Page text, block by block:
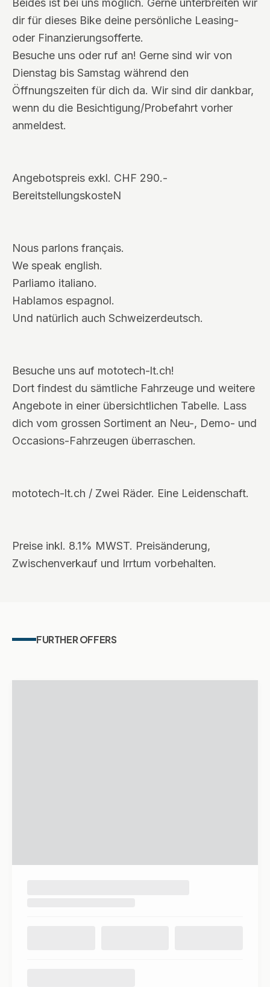
Beides ist bei uns möglich. Gerne unterbreiten wir
dir für dieses Bike deine persönliche Leasing-
oder Finanzierungsofferte.
Besuche uns oder ruf an! Gerne sind wir von
Dienstag bis Samstag während den
Öffnungszeiten für dich da. Wir sind dir dankbar,
wenn du die Besichtigung/Probefahrt vorher
anmeldest.
Angebotspreis exkl. CHF 290.-
BereitstellungskosteN
Nous parlons français.
We speak english.
Parliamo italiano.
Hablamos espagnol.
Und natürlich auch Schweizerdeutsch.
Besuche uns auf mototech-lt.ch!
Dort findest du sämtliche Fahrzeuge und weitere
Angebote in einer übersichtlichen Tabelle. Lass
dich vom grossen Sortiment an Neu-, Demo- und
Occasions-Fahrzeugen überraschen.
mototech-lt.ch / Zwei Räder. Eine Leidenschaft.
Preise inkl. 8.1% MWST. Preisänderung,
Zwischenverkauf und Irrtum vorbehalten.
FURTHER OFFERS